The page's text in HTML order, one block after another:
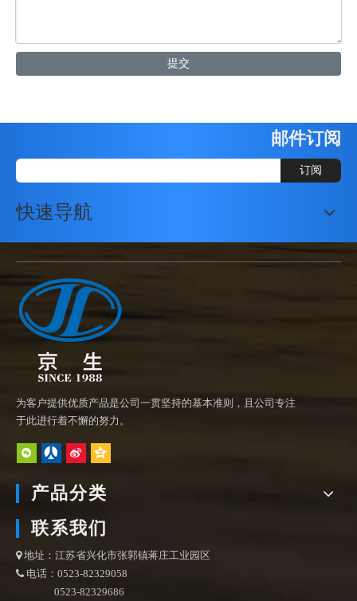
提交
邮件订阅
订阅
快速导航
为客户提供优质产品是公司一贯坚持的基本准则，且公司专注
于此进行着不懈的努力。
产品分类
联系我们
地址：江苏省兴化市张郭镇蒋庄工业园区
 电话：0523-82329058
0523-82329686